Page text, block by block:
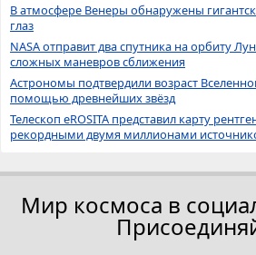
В атмосфере Венеры обнаружены
глаз
NASA отправит два спутника на орбиту
сложных маневров сближения
Астрономы подтвердили возраст
помощью древнейших звёзд
Телескоп eROSITA представил карту
рекордными двумя миллионами
Мир космоса в